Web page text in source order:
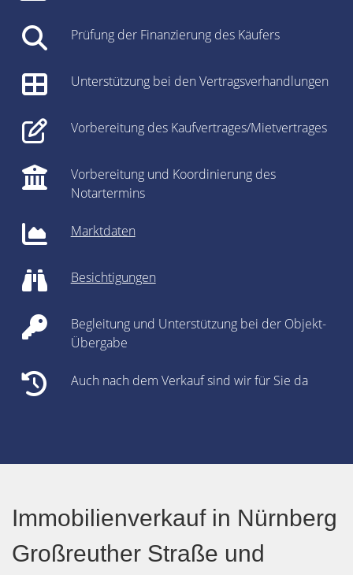
Prüfung der Finanzierung des Käufers
Unterstützung bei den Vertragsverhandlungen
Vorbereitung des Kaufvertrages/Mietvertrages
Vorbereitung und Koordinierung des
Notartermins
Marktdaten
Besichtigungen
Begleitung und Unterstützung bei der Objekt-
Übergabe
Auch nach dem Verkauf sind wir für Sie da
Immobilienverkauf in Nürnberg
Großreuther Straße und